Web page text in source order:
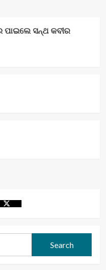
ପାଇଲେ ସନ୍ଥ କବୀର